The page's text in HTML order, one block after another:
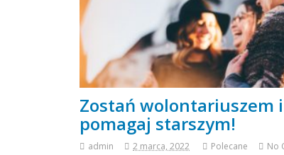
Zostań wolontariuszem i
pomagaj starszym!
admin 2 marca, 2022 Polecane No